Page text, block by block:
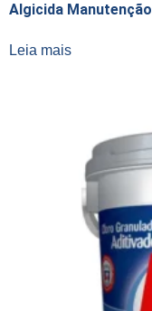
Algicida Manutenção
Leia mais